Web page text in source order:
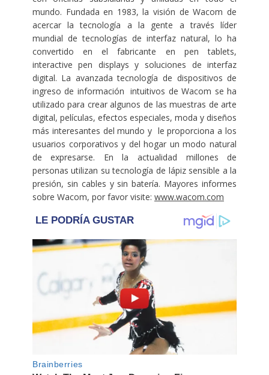
mundo. Fundada en 1983, la visión de Wacom de
acercar la tecnología a la gente a través líder
mundial de tecnologías de interfaz natural, lo ha
convertido en el fabricante en pen tablets,
interactive pen displays y soluciones de interfaz
digital. La avanzada tecnología de dispositivos de
ingreso de información intuitivos de Wacom se ha
utilizado para crear algunos de las muestras de arte
digital, películas, efectos especiales, moda y diseños
más interesantes del mundo y le proporciona a los
usuarios corporativos y del hogar un modo natural
de expresarse. En la actualidad millones de
personas utilizan su tecnología de lápiz sensible a la
presión, sin cables y sin batería. Mayores informes
sobre Wacom, por favor visite: www.wacom.com